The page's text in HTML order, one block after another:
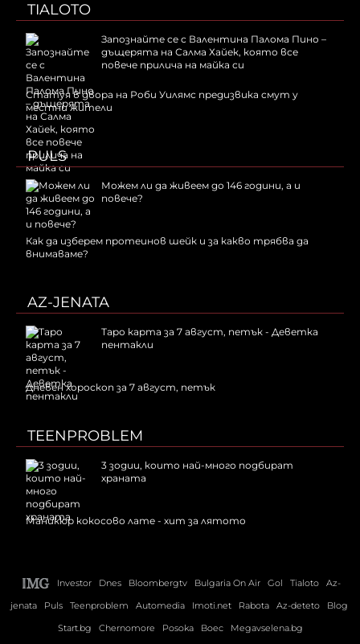
TIALOTO
Запознайте се с Валентина Палома Пино –
дъщерята на Салма Хайек, която все
повече прилича на майка си
Статуя в двора на Роби Уилямс предизвика смут у
местни жители
PULS
Можем ли да живеем до 146 години, а и
повече?
Как да изберем протеинов шейк и за какво трябва да
внимаваме?
AZ-JENATA
Таро карта за 7 август, петък - Деветка
пентакли
Дневен хороскоп за 7 август, петък
TEENPROBLEM
3 зодии, които най-много подбират
храната
Маникюр кокосово лате - хит за лятото
Investor Dnes Bloombergtv Bulgaria On Air Gol Tialoto
Az-
jenata
Puls Teenproblem Automedia Imoti.net Rabota Az-deteto
Blog
Start.bg
Chernomore Posoka Boec Megavselena.bg